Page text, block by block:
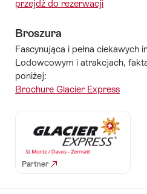
przejdź do rezerwacji
Broszura
Fascynująca i pełna ciekawych
Lodowcowym i atrakcjach,
poniżej:
Brochure Glacier Express
Partner